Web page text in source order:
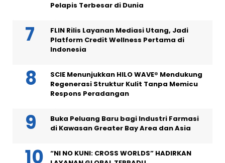
Pelapis Terbesar di Dunia
FLIN Rilis Layanan Mediasi Utang, Jadi
Platform Credit Wellness Pertama di
Indonesia
SCIE Menunjukkan HILO WAVE® Mendukung
Regenerasi Struktur Kulit Tanpa Memicu
Respons Peradangan
Buka Peluang Baru bagi Industri Farmasi
di Kawasan Greater Bay Area dan Asia
“NI NO KUNI: CROSS WORLDS” HADIRKAN